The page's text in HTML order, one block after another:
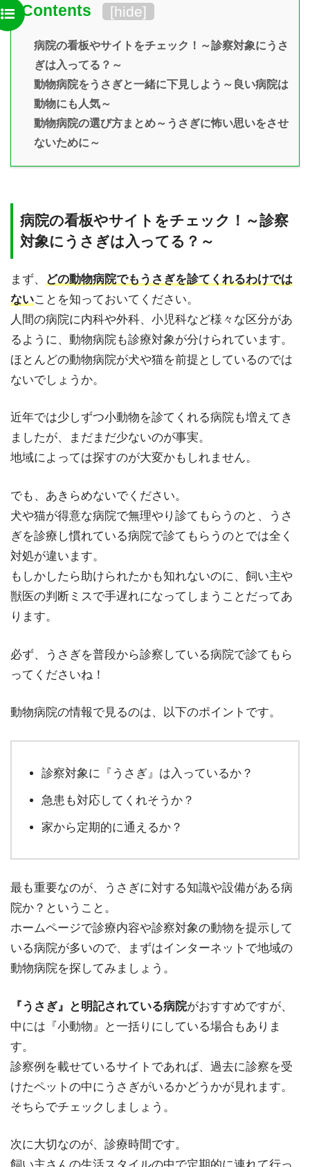
Contents [hide]
病院の看板やサイトをチェック！～診察対象にうさ
ぎは入ってる？～
動物病院をうさぎと一緒に下見しよう～良い病院は
動物にも人気～
動物病院の選び方まとめ～うさぎに怖い思いをさせ
ないために～
病院の看板やサイトをチェック！～診察
対象にうさぎは入ってる？～
まず、
どの動物病院でもうさぎを診てくれるわけでは
ないことを知っておいてください。
人間の病院に内科や外科、小児科など様々な区分があ
るように、動物病院も診療対象が分けられています。
ほとんどの動物病院が犬や猫を前提としているのでは
ないでしょうか。
近年では少しずつ小動物を診てくれる病院も増えてき
ましたが、まだまだ少ないのが事実。
地域によっては探すのが大変かもしれません。
でも、あきらめないでください。
犬や猫が得意な病院で無理やり診てもらうのと、うさ
ぎを診療し慣れている病院で診てもらうのとでは全く
対処が違います。
もしかしたら助けられたかも知れないのに、飼い主や
獣医の判断ミスで手遅れになってしまうことだってあ
ります。
必ず、うさぎを普段から診察している病院で診てもら
ってくださいね！
動物病院の情報で見るのは、以下のポイントです。
診察対象に『うさぎ』は入っているか？
急患も対応してくれそうか？
家から定期的に通えるか？
最も重要なのが、うさぎに対する知識や設備がある病
院か？ということ。
ホームページで診療内容や診察対象の動物を提示して
いる病院が多いので、まずはインターネットで地域の
動物病院を探してみましょう。
『うさぎ』と明記されている病院がおすすめですが、
中には『小動物』と一括りにしている場合もありま
す。
診察例を載せているサイトであれば、過去に診察を受
けたペットの中にうさぎがいるかどうかが見れます。
そちらでチェックしましょう。
次に大切なのが、診療時間です。